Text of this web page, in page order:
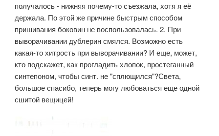
получалось - нижняя почему-то съезжала, хотя я её
держала. По этой же причине быстрым способом
пришивания боковин не воспользовалась. 2. При
выворачивании дублерин смялся. Возможно есть
какая-то хитрость при выворачивании? И еще, может,
кто подскажет, как прогладить хлопок, простеганный
синтепоном, чтобы синт. не "сплющился"?Света,
большое спасибо, теперь могу любоваться еще одной
сшитой вещицей!